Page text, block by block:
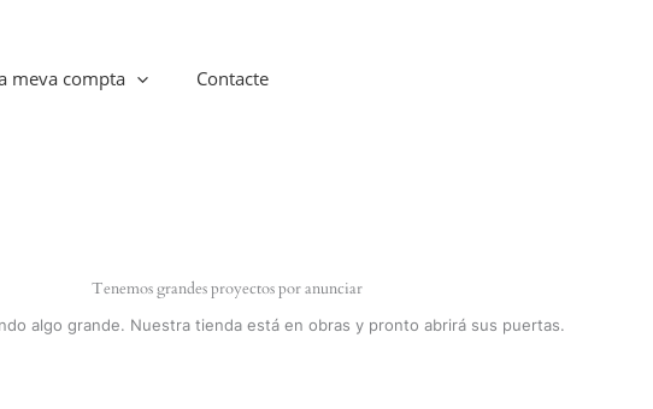
meva compta Contacte
Tenemos grandes proyectos por anunciar
algo grande. Nuestra tienda está en obras y pronto abrirá sus puertas.